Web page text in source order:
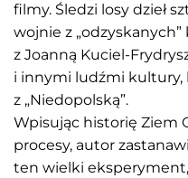
filmy. Śledzi losy dzieł
wojnie z „odzyskanych”
z Joanną Kuciel-
i innymi ludźmi kultury,
z „Niedopolską”.
Wpisując historię Ziem
procesy, autor
ten wielki